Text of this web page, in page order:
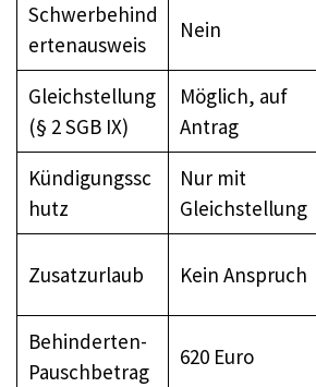
Schwerbehind
ertenausweis
Nein
Gleichstellung
(§ 2 SGB IX)
Möglich, auf
Antrag
Kündigungssc
hutz
Nur mit
Gleichstellung
Zusatzurlaub Kein Anspruch
Behinderten-
Pauschbetrag
620 Euro